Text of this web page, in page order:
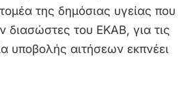
της δημόσιας υγείας που
διασώστες του ΕΚΑΒ, για τις
υποβολής αιτήσεων εκπνέει